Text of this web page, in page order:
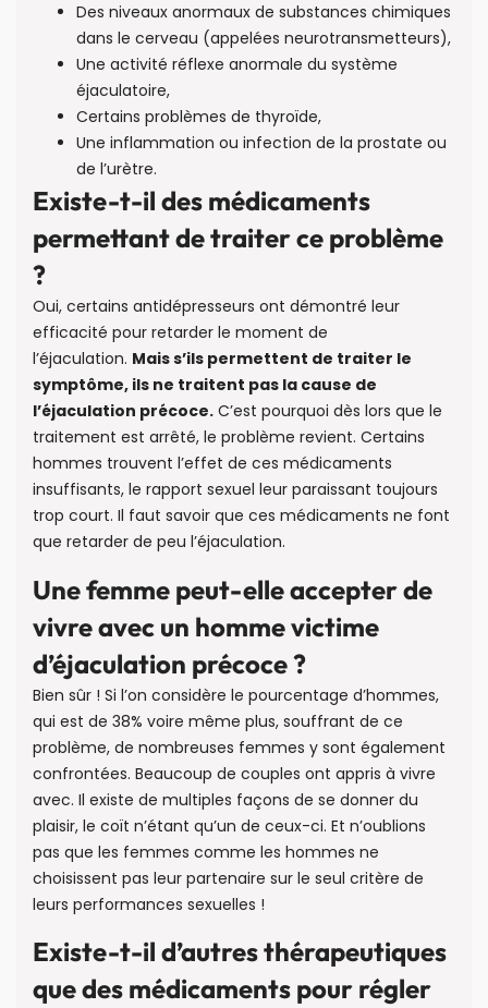
Des niveaux anormaux de substances chimiques
dans le cerveau (appelées neurotransmetteurs),
Une activité réflexe anormale du système
éjaculatoire,
Certains problèmes de thyroïde,
Une inflammation ou infection de la prostate ou
de l’urètre.
Existe-t-il des médicaments
permettant de traiter ce problème
?
Oui, certains antidépresseurs ont démontré leur
efficacité pour retarder le moment de
l’éjaculation. Mais s’ils permettent de traiter le
symptôme, ils ne traitent pas la cause de
l’éjaculation précoce. C’est pourquoi dès lors que le
traitement est arrêté, le problème revient. Certains
hommes trouvent l’effet de ces médicaments
insuffisants, le rapport sexuel leur paraissant toujours
trop court. Il faut savoir que ces médicaments ne font
que retarder de peu l’éjaculation.
Une femme peut-elle accepter de
vivre avec un homme victime
d’éjaculation précoce ?
Bien sûr ! Si l’on considère le pourcentage d’hommes,
qui est de 38% voire même plus, souffrant de ce
problème, de nombreuses femmes y sont également
confrontées. Beaucoup de couples ont appris à vivre
avec. Il existe de multiples façons de se donner du
plaisir, le coït n’étant qu’un de ceux-ci. Et n’oublions
pas que les femmes comme les hommes ne
choisissent pas leur partenaire sur le seul critère de
leurs performances sexuelles !
Existe-t-il d’autres thérapeutiques
que des médicaments pour régler